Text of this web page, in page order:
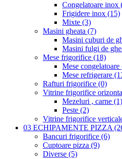
Congelatoare inox
Frigidere inox (15)
Mixte (3)
Masini gheata (7)
Masini cuburi de
Masini fulgi de
Mese frigorifice (18)
Mese congelatoare
Mese refrigerare
Rafturi frigorifice (0)
Vitrine frigorifice
Mezeluri , carne (1)
Peste (2)
Vitrine frigorifice
03 ECHIPAMENTE PIZZA
Bancuri frigorifice (6)
Cuptoare pizza (9)
Diverse (5)